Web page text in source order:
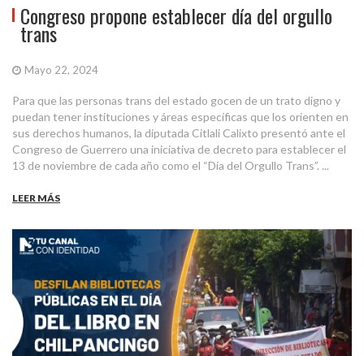
Congreso propone establecer día del orgullo
trans
Mayo 22, 2024
Para que las personas trans del estado gocen de un trato digno y
puedan tener instituciones y áreas específicas que los orienten en
sus derechos humanos, la diputada Citlali Calixto presentó ante el
Congreso de Guerrero una iniciativa de decreto para establecer el
13 de noviembre de cada año como el “Día del Orgullo Trans”. ...
LEER MÁS